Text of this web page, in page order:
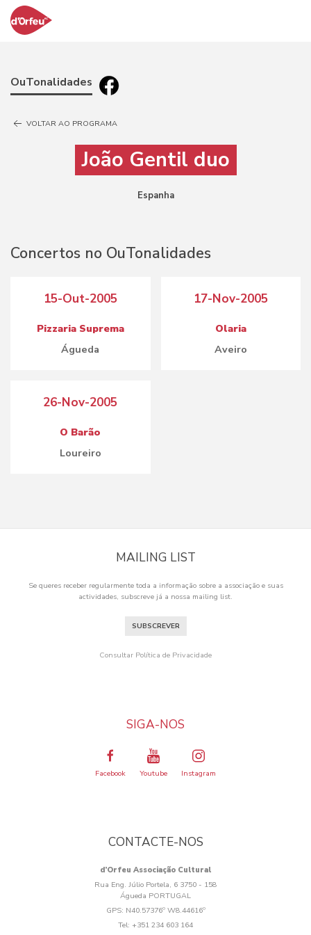
OuTonalidades
VOLTAR AO PROGRAMA
João Gentil duo
Espanha
Concertos no OuTonalidades
15-Out-2005
Pizzaria Suprema
Águeda
17-Nov-2005
Olaria
Aveiro
26-Nov-2005
O Barão
Loureiro
MAILING LIST
Se queres receber regularmente toda a informação sobre a associação e suas
actividades, subscreve já a nossa mailing list.
SUBSCREVER
Consultar Política de Privacidade
SIGA-NOS
Facebook Youtube Instagram
CONTACTE-NOS
d’Orfeu Associação Cultural
Rua Eng. Júlio Portela, 6 3750 - 158
Águeda PORTUGAL
GPS: N40.57376º W8.44616º
Tel: +351 234 603 164